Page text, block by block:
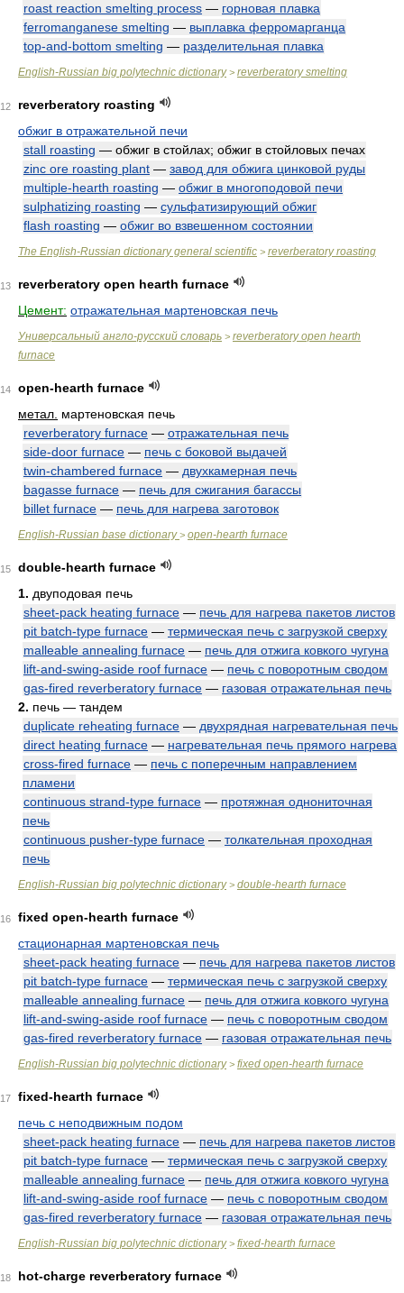
roast reaction smelting process — горновая плавка
ferromanganese smelting — выплавка ферромарганца
top-and-bottom smelting — разделительная плавка
English-Russian big polytechnic dictionary> reverberatory smelting
12
reverberatory roasting
обжиг в отражательной печи
stall roasting — обжиг в стойлах; обжиг в стойловых печах
zinc ore roasting plant — завод для обжига цинковой руды
multiple-hearth roasting — обжиг в многоподовой печи
sulphatizing roasting — сульфатизирующий обжиг
flash roasting — обжиг во взвешенном состоянии
The English-Russian dictionary general scientific > reverberatory roasting
13
reverberatory open hearth furnace
Цемент: отражательная мартеновская печь
Универсальный англо-русский словарь > reverberatory open hearth
furnace
14
open-hearth furnace
метал. мартеновская печь
reverberatory furnace — отражательная печь
side-door furnace — печь с боковой выдачей
twin-chambered furnace — двухкамерная печь
bagasse furnace — печь для сжигания багассы
billet furnace — печь для нагрева заготовок
English-Russian base dictionary> open-hearth furnace
15
double-hearth furnace
1. двуподовая печь
sheet-pack heating furnace — печь для нагрева пакетов листов
pit batch-type furnace — термическая печь с загрузкой сверху
malleable annealing furnace — печь для отжига ковкого чугуна
lift-and-swing-aside roof furnace — печь с поворотным сводом
gas-fired reverberatory furnace — газовая отражательная печь
2. печь — тандем
duplicate reheating furnace — двухрядная нагревательная печь
direct heating furnace — нагревательная печь прямого нагрева
cross-fired furnace — печь с поперечным направлением
пламени
continuous strand-type furnace — протяжная однониточная
печь
continuous pusher-type furnace — толкательная проходная
печь
English-Russian big polytechnic dictionary> double-hearth furnace
16
fixed open-hearth furnace
стационарная мартеновская печь
sheet-pack heating furnace — печь для нагрева пакетов листов
pit batch-type furnace — термическая печь с загрузкой сверху
malleable annealing furnace — печь для отжига ковкого чугуна
lift-and-swing-aside roof furnace — печь с поворотным сводом
gas-fired reverberatory furnace — газовая отражательная печь
English-Russian big polytechnic dictionary> fixed open-hearth furnace
17
fixed-hearth furnace
печь с неподвижным подом
sheet-pack heating furnace — печь для нагрева пакетов листов
pit batch-type furnace — термическая печь с загрузкой сверху
malleable annealing furnace — печь для отжига ковкого чугуна
lift-and-swing-aside roof furnace — печь с поворотным сводом
gas-fired reverberatory furnace — газовая отражательная печь
English-Russian big polytechnic dictionary> fixed-hearth furnace
18 hot-charge reverberatory furnace